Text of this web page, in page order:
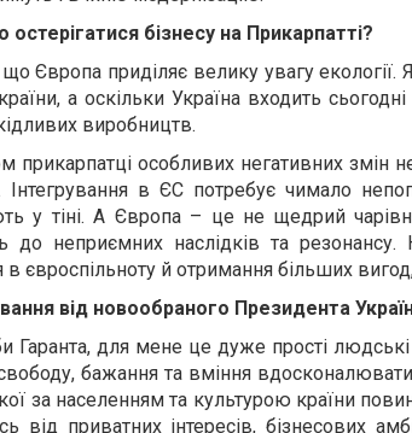
остерігатися бізнесу на Прикарпатті?
Європа приділяє велику увагу
а оскільки Україна входить
виробництв.
прикарпатці особливих негативних
Інтегрування в ЄС потребує чимало
у тіні. А Європа – це не щедрий
до неприємних наслідків та
євроспільноту й отримання більших
від новообраного Президента
Гаранта, для мене це дуже прості
свободу, бажання та вміння
за населенням та культурою країни
від приватних інтересів, бізнесових